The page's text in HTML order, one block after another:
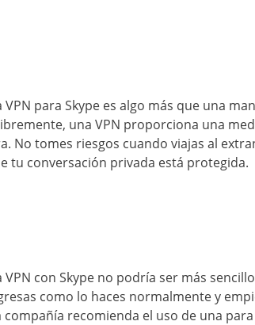
VPN para Skype es algo más que una
una VPN proporciona una
No tomes riesgos cuando viajas al
tu conversación privada está protegida.
VPN con Skype no podría ser más
como lo haces normalmente y
compañía recomienda el uso de una